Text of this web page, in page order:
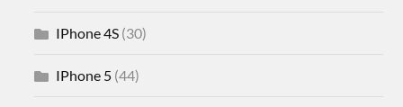
IPhone 4S (30)
IPhone 5 (44)